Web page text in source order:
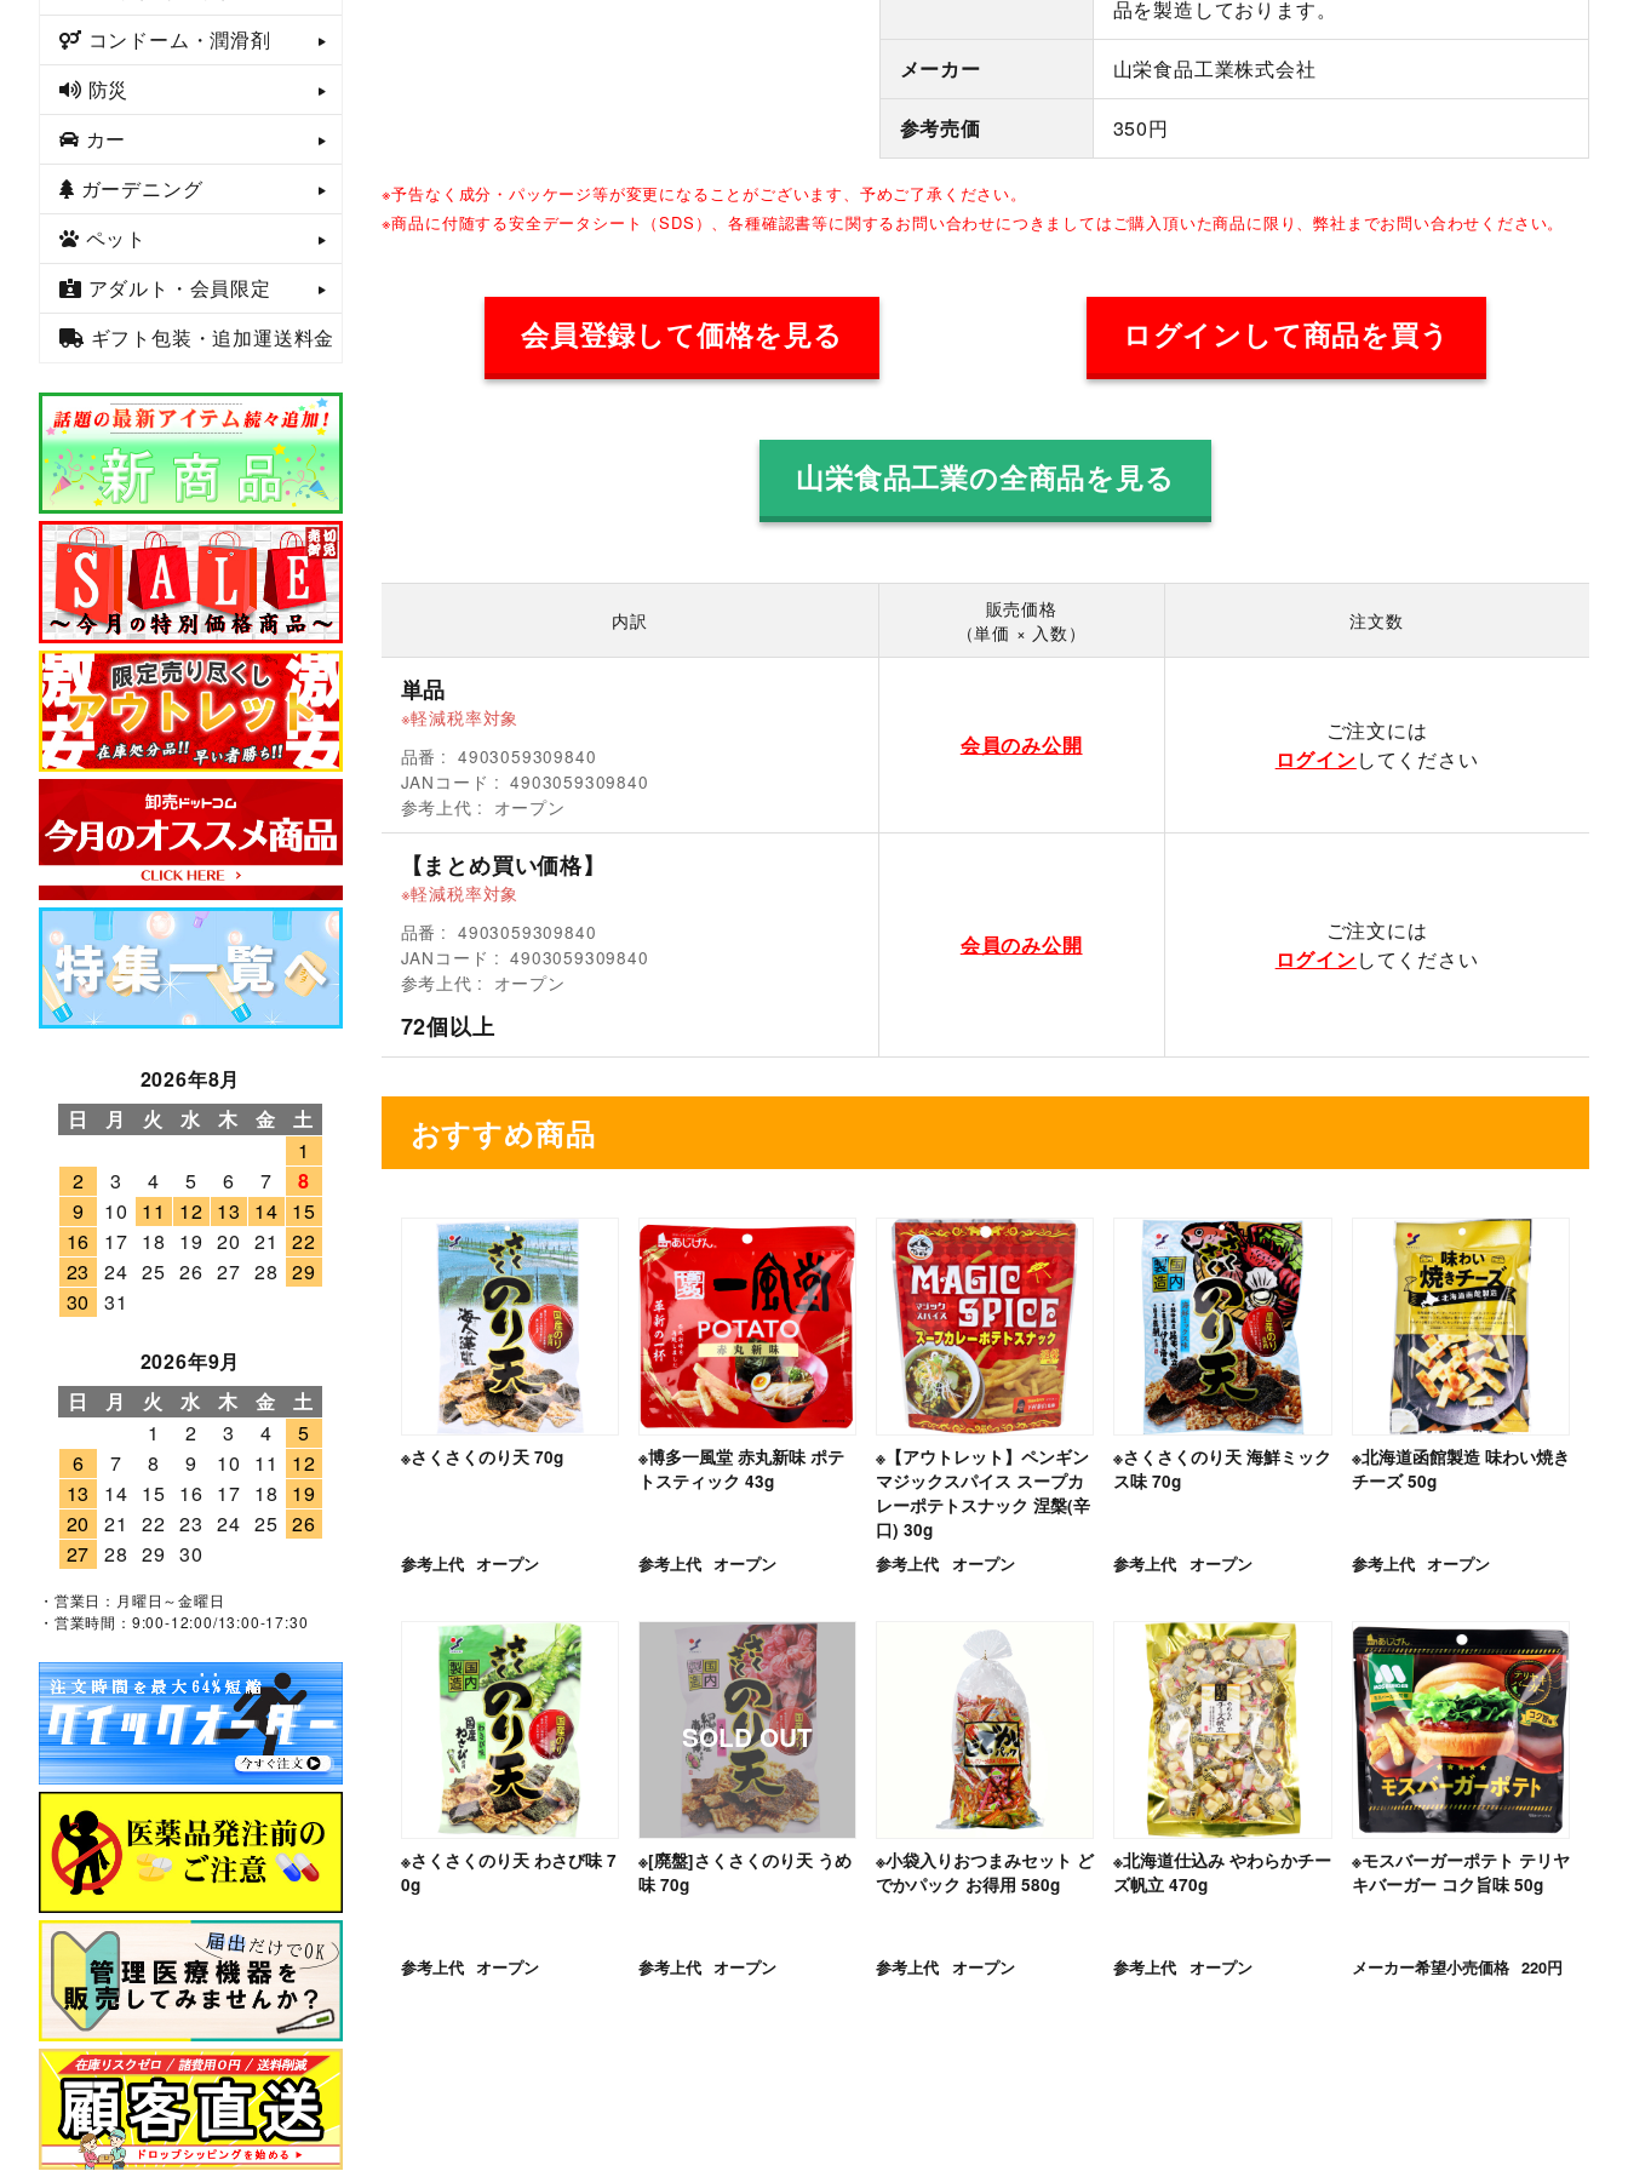
品を製造しております。
メーカー 山栄食品工業株式会社
参考売価 350円
※予告なく成分・パッケージ等が変更になることがございます、予めご了承ください。
※商品に付随する安全データシート（SDS）、各種確認書等に関するお問い合わせにつきましてはご購入頂いた商品に限り、弊社までお問い合わせください。
会員登録して価格を見る ログインして商品を買う
山栄食品工業の全商品を見る
内訳
販売価格
（単価 × 入数）
注文数
単品
軽減税率対象
品番
4903059309840
JANコード
4903059309840
参考上代
オープン
会員のみ公開
ご注文には
ログインしてください
【まとめ買い価格】
軽減税率対象
品番
4903059309840
JANコード
4903059309840
参考上代
オープン
72個以上
会員のみ公開
ご注文には
ログインしてください
おすすめ商品
※さくさくのり天 70g
参考上代 オープン
※博多一風堂 赤丸新味 ポテ
トスティック 43g
参考上代 オープン
※【アウトレット】ペンギン
マジックスパイス スープカ
レーポテトスナック 涅槃(辛
口) 30g
参考上代 オープン
※さくさくのり天 海鮮ミック
ス味 70g
参考上代 オープン
※北海道函館製造 味わい焼き
チーズ 50g
参考上代 オープン
※さくさくのり天 わさび味 7
0g
参考上代 オープン
※[廃盤]さくさくのり天 うめ
味 70g
参考上代 オープン
※小袋入りおつまみセット ど
でかパック お得用 580g
参考上代 オープン
※北海道仕込み やわらかチー
ズ帆立 470g
参考上代 オープン
※モスバーガーポテト テリヤ
キバーガー コク旨味 50g
メーカー希望小売価格 220円
コンドーム・潤滑剤
防災
カー
ガーデニング
ペット
アダルト・会員限定
ギフト包装・追加運送料金
2026年8月
日
月 火 水 木 金
土
1
2
3 4 5 6 7
8
9
10 11 12 13 14 15
16
17 18 19 20 21
22
23
24 25 26 27 28 29
30
31
2026年9月
日
月 火 水 木 金
土
1
2 3 4
5
6
7 8 9 10 11
12
13
14 15 16 17 18
19
20
21 22 23 24 25 26
27 28 29 30
・営業日：月曜日～金曜日
・営業時間：9:00-12:00/13:00-17:30